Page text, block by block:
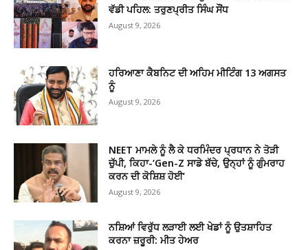
ਵੱਡੀ ਪਹਿਲ: ਤਰੁਣਪ੍ਰੀਤ ਸਿੰਘ ਸੌਂਧ
August 9, 2026
ਹਰਿਆਣਾ ਕੈਬਨਿਟ ਦੀ ਅਹਿਮ ਮੀਟਿੰਗ 13 ਅਗਸਤ
ਨੂੰ
August 9, 2026
NEET ਮਾਮਲੇ ਨੂੰ ਲੈ ਕੇ ਧਰਮਿੰਦਰ ਪ੍ਰਧਾਨ ਨੇ ਤੋੜੀ
ਚੁੱਪੀ, ਕਿਹਾ-‘Gen-Z ਸਾਡੇ ਬੱਚੇ, ਉਨ੍ਹਾਂ ਨੂੰ ਗੁੰਮਰਾਹ
ਕਰਨ ਦੀ ਕੋਸ਼ਿਸ਼ ਹੋਈ’
August 9, 2026
ਨਸ਼ਿਆਂ ਵਿਰੁੱਧ ਲੜਾਈ ਲਈ ਖੇਡਾਂ ਨੂੰ ਉਤਸ਼ਾਹਿਤ
ਕਰਨਾ ਜ਼ਰੂਰੀ: ਮੀਤ ਹੇਅਰ